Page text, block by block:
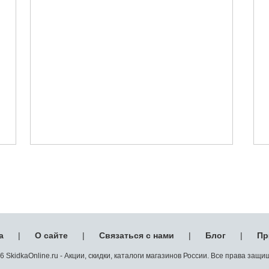
| О сайте | Связаться с нами | Блог |
SkidkaOnline.ru - Акции, скидки, каталоги магазинов России. Все права